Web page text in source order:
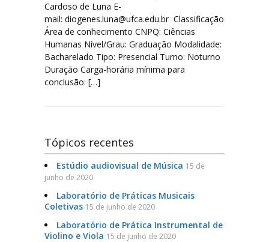
Laboratórios
Lista de Laboratórios
Links Úteis
Cardoso de Luna E-
mail: diogenes.luna@ufca.edu.br Classificação
Área de conhecimento CNPQ: Ciências
Humanas Nível/Grau: Graduação Modalidade:
Bacharelado Tipo: Presencial Turno: Noturno
Duração Carga-horária mínima para
conclusão: […]
Tópicos recentes
Estúdio audiovisual de Música 15 de
junho de 2020
Laboratório de Práticas Musicais
Coletivas 15 de junho de 2020
Laboratório de Prática Instrumental de
Violino e Viola 15 de junho de 2020